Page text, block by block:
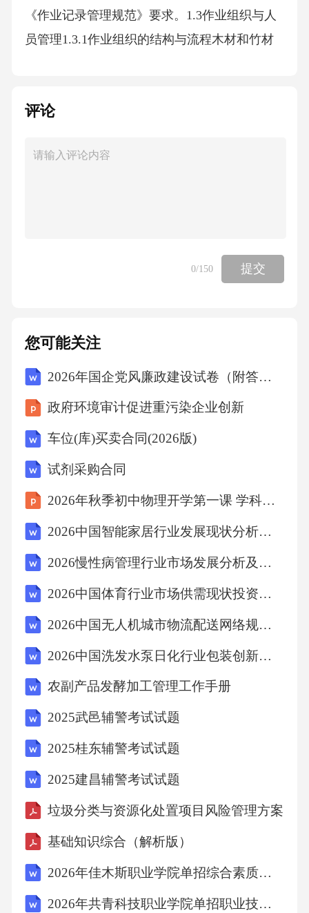
评论
0/150 提交
您可能关注
2026年国企党风廉政建设试卷（附答案）
政府环境审计促进重污染企业创新
车位(库)买卖合同(2026版)
试剂采购合同
2026年秋季初中物理开学第一课 学科核心素养解读课件
2026中国智能家居行业发展现状分析市场竞争投资评估规划报告
2026慢性病管理行业市场发展分析及发展趋势与投资管理策略研究报告
2026中国体育行业市场供需现状投资评估规划分析研究报告
2026中国无人机城市物流配送网络规划与低空经济政策红利前瞻报告
2026中国洗发水泵日化行业包装创新趋势观察
农副产品发酵加工管理工作手册
2025武邑辅警考试试题
2025桂东辅警考试试题
2025建昌辅警考试试题
垃圾分类与资源化处置项目风险管理方案
基础知识综合（解析版）
2026年佳木斯职业学院单招综合素质考试题库带答案详解（综合题）
2026年共青科技职业学院单招职业技能考试题库附参考答案详解（巩固）